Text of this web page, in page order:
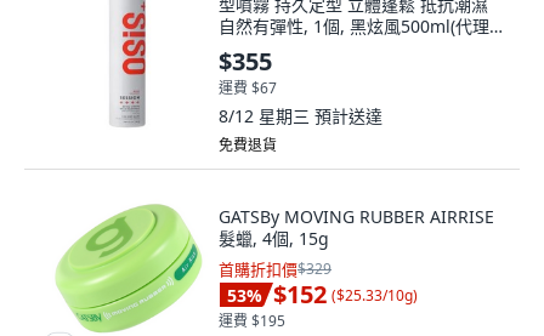
自然有彈性, 1個, 黑炫風500ml(代理商
貨)
$355
運費 $67
8/12 星期三 預計送達
免費退貨
GATSBy MOVING RUBBER AIRRISE
髮蠟, 4個, 15g
首購折扣價$329
53% $152 ($25.33/10g)
運費 $195